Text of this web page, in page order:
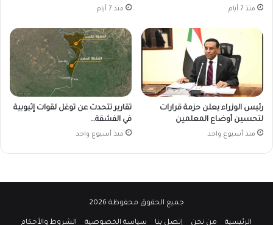
منذ 7 أيام منذ 7 أيام
رئيس الوزراء يعلن حزمة قرارات
لتحسين أوضاع المعلمين
منذ أسبوع واحد
تقارير تتحدث عن توغل لقوات إثيوبية
في الفشقة…
منذ أسبوع واحد
جميع الحقوق محفوظة 2026
الرئيسية من نحن إتصل بنا سياسة الخصوصية الشروط والأحكام